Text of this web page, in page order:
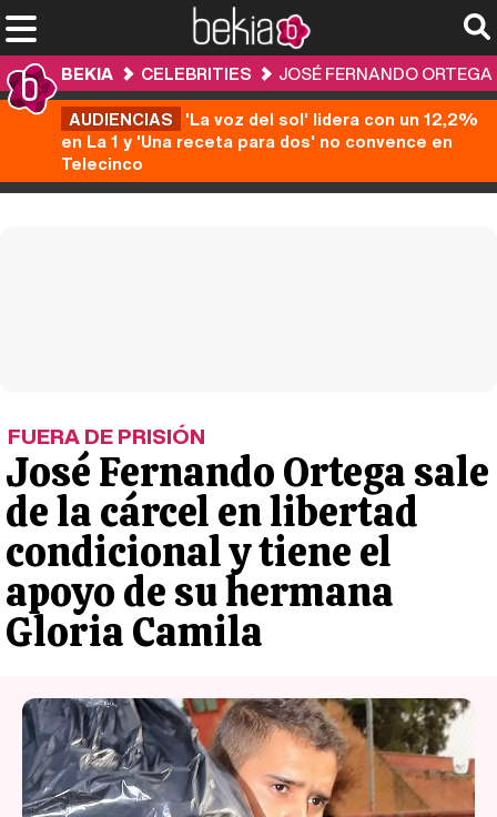
BEKIA CELEBRITIES
JOSÉ FERNANDO
AUDIENCIAS 'La voz del sol' lidera con un 12,2%
en La 1 y 'Una receta para dos' no convence en
Telecinco
FUERA DE PRISIÓN
José Fernando Ortega sale
de la cárcel en libertad
condicional y tiene el
apoyo de su hermana
Gloria Camila